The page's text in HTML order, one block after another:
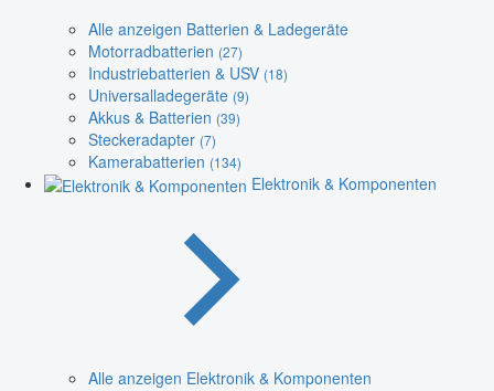
Alle anzeigen Batterien & Ladegeräte
Motorradbatterien (27)
Industriebatterien & USV (18)
Universalladegeräte (9)
Akkus & Batterien (39)
Steckeradapter (7)
Kamerabatterien (134)
Elektronik & Komponenten
Alle anzeigen Elektronik & Komponenten